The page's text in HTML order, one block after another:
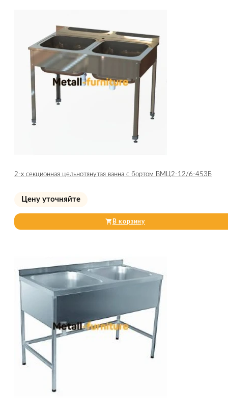
2-х секционная цельнотянутая ванна с бортом ВМЦ2-12/6-453Б
Цену уточняйте
В корзину